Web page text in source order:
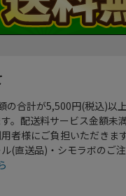
の合計が5,500円(税込)以
。配送料サービス金額未
者様にご負担いただきます
(直送品)・シモラボのご